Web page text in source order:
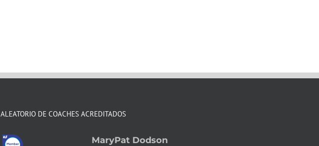
ALEATORIO DE COACHES ACREDITADOS
MaryPat Dodson